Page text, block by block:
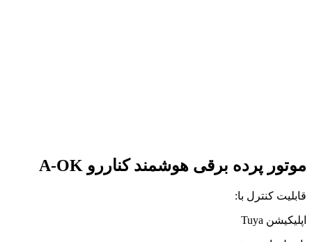
موتور پرده برقی هوشمند کناررو A-OK
قابلیت کنترل با:
اپلیکیشن Tuya